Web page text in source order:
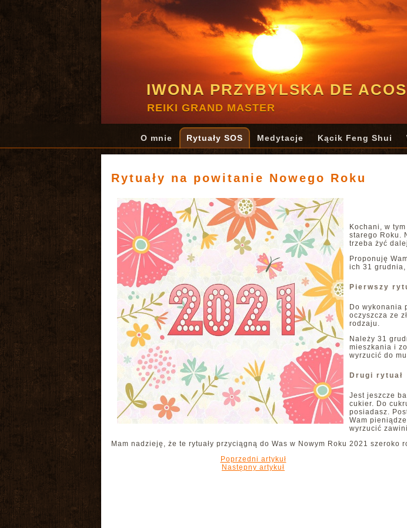
IWONA PRZYBYLSKA DE
REIKI GRAND MASTER
O mnie Rytuały SOS Medytacje Kącik Feng Shui
Rytuały na powitanie Nowego Roku
Kochani, w
starego Roku.
trzeba żyć
Proponuję
ich 31
Pierwszy
Do wykonania
oczyszcza ze
rodzaju.
Należy 31
mieszkania i
wyrzucić do
Drugi rytuał
Jest jeszcze
cukier. Do
posiadasz.
Wam
wyrzucić
Mam nadzieję, że te rytuały przyciągną do Was w Nowym Roku 2021 szeroko
Poprzedni artykuł
Następny artykuł